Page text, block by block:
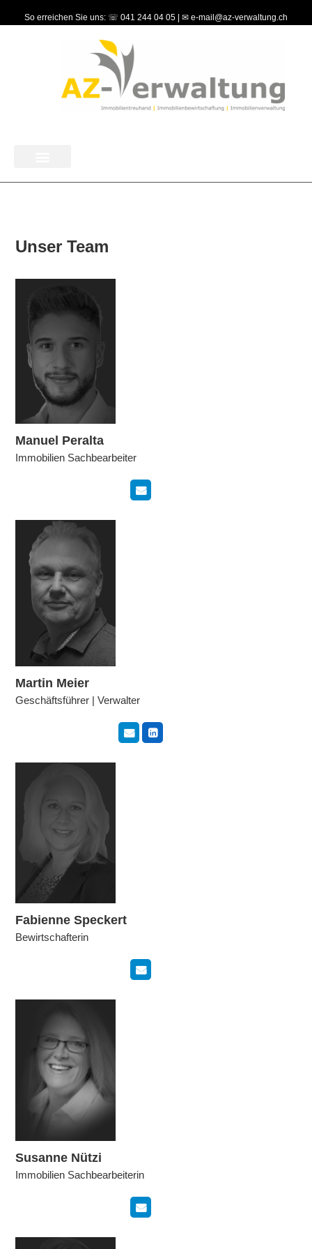
So erreichen Sie uns: ☏ 041 244 04 05 | ✉ e-mail@az-verwaltung.ch
Unser Team
Manuel Peralta
Immobilien Sachbearbeiter
Martin Meier
Geschäftsführer | Verwalter
Fabienne Speckert
Bewirtschafterin
Susanne Nützi
Immobilien Sachbearbeiterin